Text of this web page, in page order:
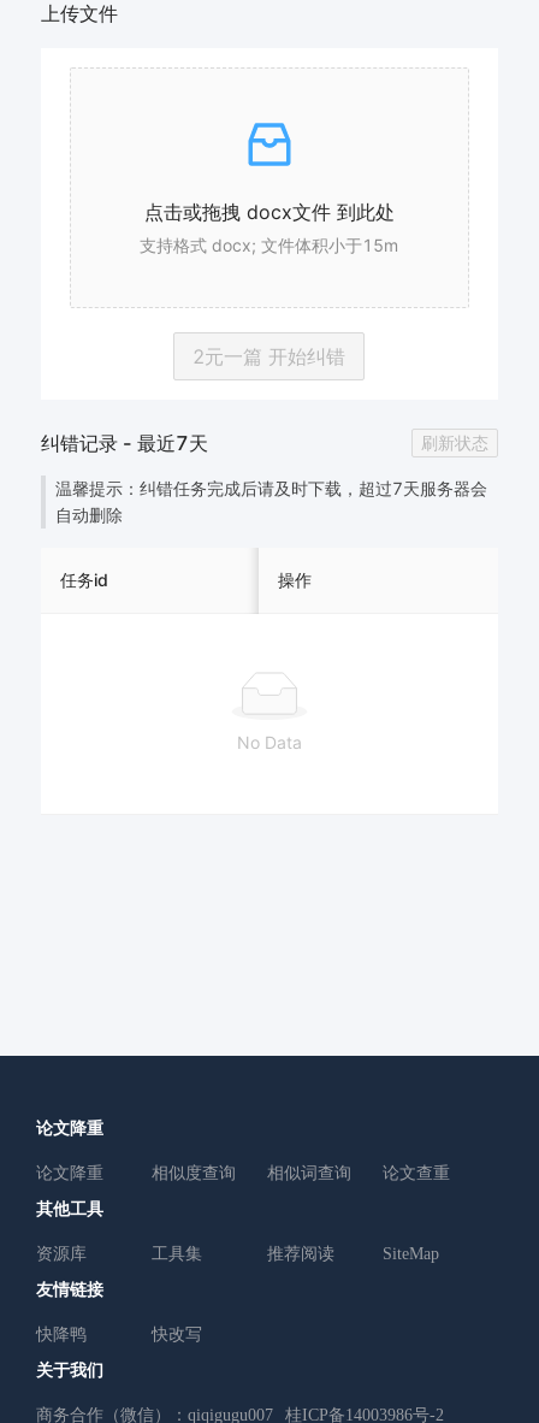
上传文件
点击或拖拽 docx文件 到此处
支持格式 docx; 文件体积小于15m
2元一篇 开始纠错
纠错记录 - 最近7天 刷新状态
温馨提示：纠错任务完成后请及时下载，超过7天服务器会
自动删除
任务id 纠错论文
操作
No Data
论文降重
论文降重 相似度查询 相似词查询
论文查重
其他工具
资源库 工具集 推荐阅读
SiteMap
友情链接
快降鸭
快改写
关于我们
商务合作（微信）：qiqigugu007 桂ICP备14003986号-2